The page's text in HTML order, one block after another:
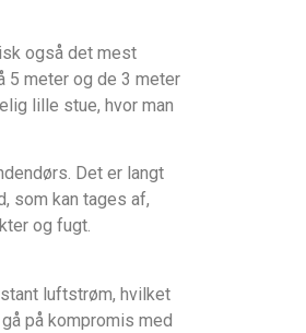
også det mest
5 meter og de 3 meter
lille stue, hvor man
Det er langt
som kan tages af,
og fugt.
luftstrøm, hvilket
på kompromis med